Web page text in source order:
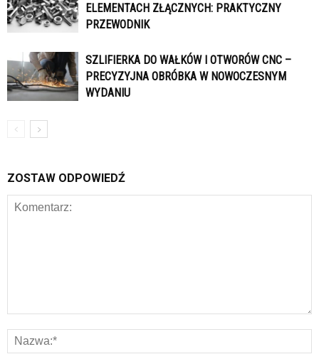
ELEMENTACH ZŁĄCZNYCH: PRAKTYCZNY
PRZEWODNIK
SZLIFIERKA DO WAŁKÓW I OTWORÓW CNC –
PRECYZYJNA OBRÓBKA W NOWOCZESNYM
WYDANIU
ZOSTAW ODPOWIEDŹ